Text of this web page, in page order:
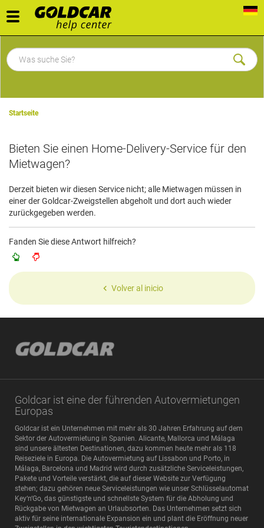
Toggle
navigation
Startseite
Bieten Sie einen Home-Delivery-Service für den
Mietwagen?
Derzeit bieten wir diesen Service nicht; alle Mietwagen müssen in
einer der Goldcar-Zweigstellen abgeholt und dort auch wieder
zurückgegeben werden.
Fanden Sie diese Antwort hilfreich?
Volver al inicio
Goldcar ist eine der führenden Autovermietungen
Europas
Goldcar ist ein Unternehmen mit mehr als 30 Jahren Erfahrung auf dem
Sektor der Autovermietung in Spanien. Alicante, Mallorca und Málaga
sind unsere ältesten Destinationen, dazu kommen heute mehr als 118
Reiseziele in Europa. Die Autovermietung auf Lissabon und Porto, in
Málaga, Barcelona und Madrid wird durch zusätzliche Serviceleistungen,
Pakete und Vorteile verstärkt, die auf dieser Website zur Verfügung
stehen; dazu gehören neue Serviceleistungen wie unser Schlüsselautomat
Key‘n‘Go, das günstigste und schnellste System für die Abholung und
Rückgabe von Mietwagen an Urlaubsorten. Das Unternehmen setzt sich
aktiv für seine internationale Expansion ein und plant die Eröffnung neuer